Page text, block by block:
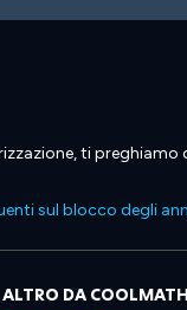
ti preghiamo
sul blocco degli
ALTRO DA COOLMATH